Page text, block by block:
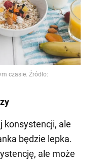
konsystencji, ale
będzie lepka.
ale może